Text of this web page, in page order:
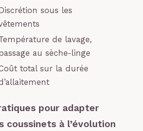
sous les
de lavage,
au sèche-linge
total sur la durée
pour adapter
coussinets à l’évolution